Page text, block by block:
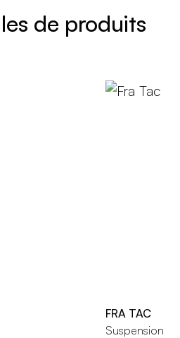
de produits
FRA TAC
Suspension